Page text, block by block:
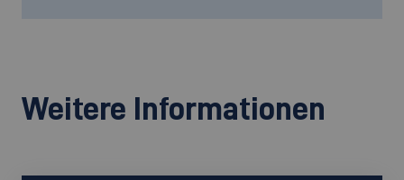
Weitere Informationen